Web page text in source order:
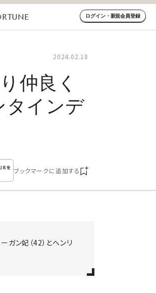
ログイン・新規会員登録
2024.02.18
仲良く
タインデ
ブックマークに追加する
ガン妃（42）とヘンリ